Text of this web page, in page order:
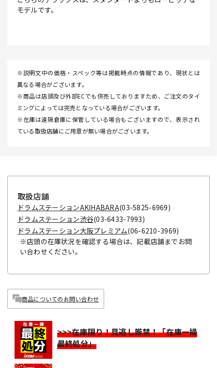
モデルです。
※説明文中の価格・スペック等は掲載時点の情報であり、現状とは
異なる場合がございます。
※商品は店頭及び外部ECでも併売しておりますため、ご注文のタイ
ミングによっては完売となっている場合がございます。
※在庫は遠隔倉庫に保管している場合もございますので、表示され
ている取扱店舗にご用意が無い場合がございます。
取扱店舗
ドラムステーションAKIHABARA(03-5825-6969)
ドラムステーション渋谷(03-6433-7993)
ドラムステーション大阪プレミアム(06-6210-3969)
※店頭の在庫状況を確認する場合は、記載店舗までお問
い合わせください。
商品についてのお問い合わせ
>>>在庫限り！見逃し厳禁！「在庫一掃
最終処分」